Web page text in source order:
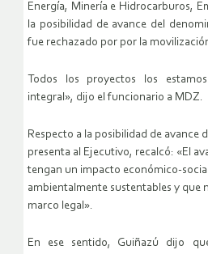
Energía, Minería e Hidrocarburos,
la posibilidad de avance del
fue rechazado por por la
Todos los proyectos los
integral», dijo el funcionario a MDZ.
Respecto a la posibilidad de avance
presenta al Ejecutivo, recalcó: «El
tengan un impacto económico-
ambientalmente sustentables y que
marco legal».
En ese sentido, Guiñazú dijo